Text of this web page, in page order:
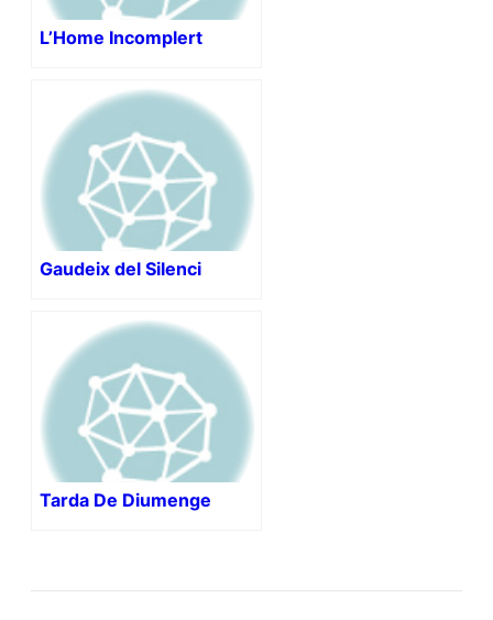
L’Home Incomplert
Gaudeix del Silenci
Tarda De Diumenge